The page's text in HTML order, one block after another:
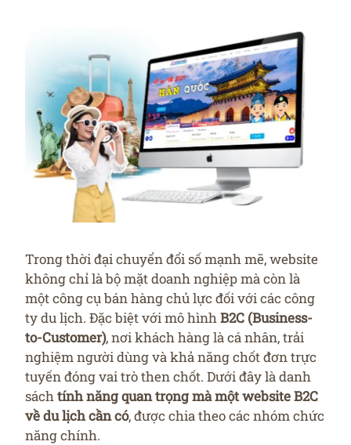
Trong thời đại chuyển đổi số mạnh mẽ, website
không chỉ là bộ mặt doanh nghiệp mà còn là
một công cụ bán hàng chủ lực đối với các công
ty du lịch. Đặc biệt với mô hìnhB2C (Business-
to-Customer), nơi khách hàng là cá nhân, trải
nghiệm người dùng và khả năng chốt đơn trực
tuyến đóng vai trò then chốt. Dưới đây là danh
sáchtính năng quan trọng mà một website B2C
về du lịch cần có, được chia theo các nhóm chức
năng chính.